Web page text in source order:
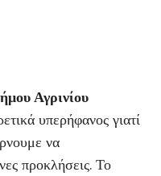
Αγρινίου
υπερήφανος γιατί
να
προκλήσεις. Το